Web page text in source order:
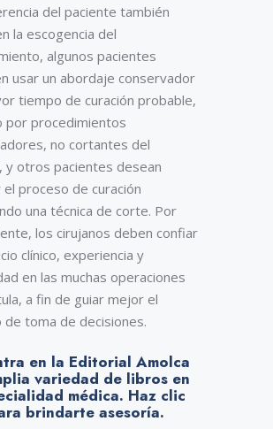
del paciente también
la escogencia del
algunos pacientes
usar un abordaje conservador
tiempo de curación probable,
por procedimientos
no cortantes del
y otros pacientes desean
el proceso de curación
una técnica de corte. Por
los cirujanos deben confiar
clínico, experiencia y
en las muchas operaciones
a fin de guiar mejor el
de toma de decisiones.
en la Editorial Amolca
variedad de libros en
médica. Haz clic
brindarte asesoría.